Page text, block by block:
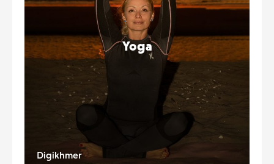
Yoga
Digikhmer